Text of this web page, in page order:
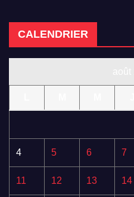
CALENDRIER
4 5 6 7
11 12 13 14